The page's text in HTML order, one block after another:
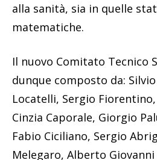
alla sanità, sia in quelle
matematiche.
Il nuovo Comitato Tecnico
dunque composto da:
Locatelli, Sergio
Cinzia Caporale, Giorgio
Fabio Ciciliano, Sergio
Melegaro, Alberto